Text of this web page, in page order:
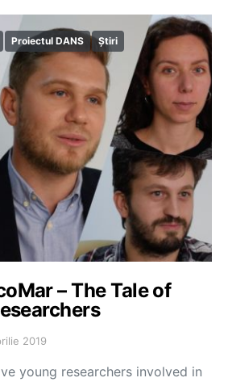
Proiectul DANS Știri
– The Tale of
2019
young researchers involved in